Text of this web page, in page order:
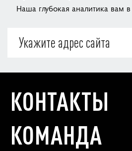
Наша глубокая аналитика вам
КОНТАКТЫ
КОМАНДА